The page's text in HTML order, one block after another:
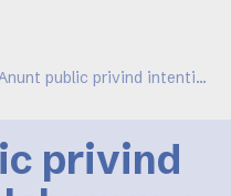
Anunt public privind intentia de elaborare a PUZ - etapa pregatitoare
privind